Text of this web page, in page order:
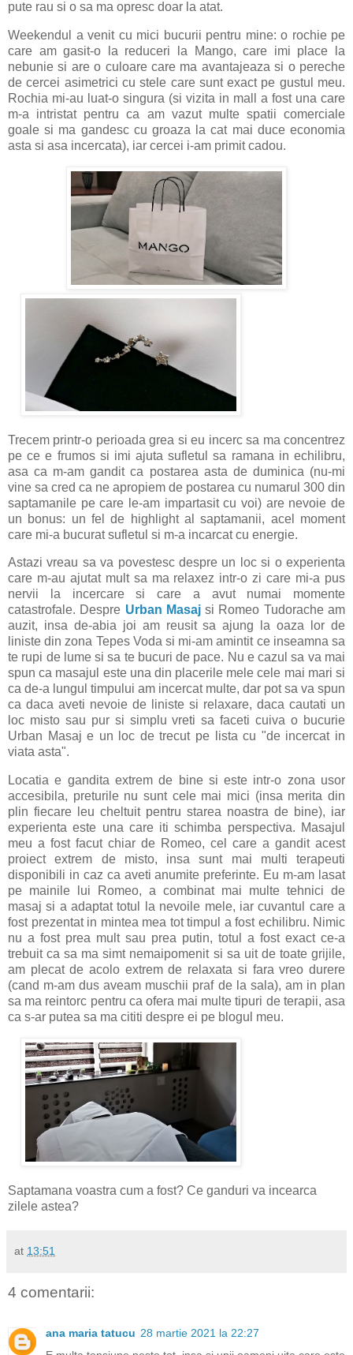
pute rau si o sa ma opresc doar la atat.
Weekendul a venit cu mici bucurii pentru mine: o rochie pe
care am gasit-o la reduceri la Mango, care imi place la
nebunie si are o culoare care ma avantajeaza si o pereche
de cercei asimetrici cu stele care sunt exact pe gustul meu.
Rochia mi-au luat-o singura (si vizita in mall a fost una care
m-a intristat pentru ca am vazut multe spatii comerciale
goale si ma gandesc cu groaza la cat mai duce economia
asta si asa incercata), iar cercei i-am primit cadou.
Trecem printr-o perioada grea si eu incerc sa ma concentrez
pe ce e frumos si imi ajuta sufletul sa ramana in echilibru,
asa ca m-am gandit ca postarea asta de duminica (nu-mi
vine sa cred ca ne apropiem de postarea cu numarul 300 din
saptamanile pe care le-am impartasit cu voi) are nevoie de
un bonus: un fel de highlight al saptamanii, acel moment
care mi-a bucurat sufletul si m-a incarcat cu energie.
Astazi vreau sa va povestesc despre un loc si o experienta
care m-au ajutat mult sa ma relaxez intr-o zi care mi-a pus
nervii la incercare si care a avut numai momente
catastrofale. Despre Urban Masajsi Romeo Tudorache am
auzit, insa de-abia joi am reusit sa ajung la oaza lor de
liniste din zona Tepes Voda si mi-am amintit ce inseamna sa
te rupi de lume si sa te bucuri de pace. Nu e cazul sa va mai
spun ca masajul este una din placerile mele cele mai mari si
ca de-a lungul timpului am incercat multe, dar pot sa va spun
ca daca aveti nevoie de liniste si relaxare, daca cautati un
loc misto sau pur si simplu vreti sa faceti cuiva o bucurie
Urban Masaj e un loc de trecut pe lista cu "de incercat in
viata asta".
Locatia e gandita extrem de bine si este intr-o zona usor
accesibila, preturile nu sunt cele mai mici (insa merita din
plin fiecare leu cheltuit pentru starea noastra de bine), iar
experienta este una care iti schimba perspectiva. Masajul
meu a fost facut chiar de Romeo, cel care a gandit acest
proiect extrem de misto, insa sunt mai multi terapeuti
disponibili in caz ca aveti anumite preferinte. Eu m-am lasat
pe mainile lui Romeo, a combinat mai multe tehnici de
masaj si a adaptat totul la nevoile mele, iar cuvantul care a
fost prezentat in mintea mea tot timpul a fost echilibru. Nimic
nu a fost prea mult sau prea putin, totul a fost exact ce-a
trebuit ca sa ma simt nemaipomenit si sa uit de toate grijile,
am plecat de acolo extrem de relaxata si fara vreo durere
(cand m-am dus aveam muschii praf de la sala), am in plan
sa ma reintorc pentru ca ofera mai multe tipuri de terapii, asa
ca s-ar putea sa ma cititi despre ei pe blogul meu.
Saptamana voastra cum a fost? Ce ganduri va incearca
zilele astea?
at 13:51
4 comentarii:
ana maria tatucu 28 martie 2021 la 22:27